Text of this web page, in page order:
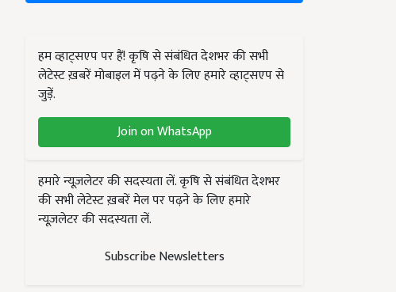
हम व्हाट्सएप पर हैं! कृषि से संबंधित देशभर की सभी
लेटेस्ट ख़बरें मोबाइल में पढ़ने के लिए हमारे व्हाट्सएप से
जुड़ें.
Join on WhatsApp
हमारे न्यूज़लेटर की सदस्यता लें. कृषि से संबंधित देशभर
की सभी लेटेस्ट ख़बरें मेल पर पढ़ने के लिए हमारे
न्यूज़लेटर की सदस्यता लें.
Subscribe Newsletters